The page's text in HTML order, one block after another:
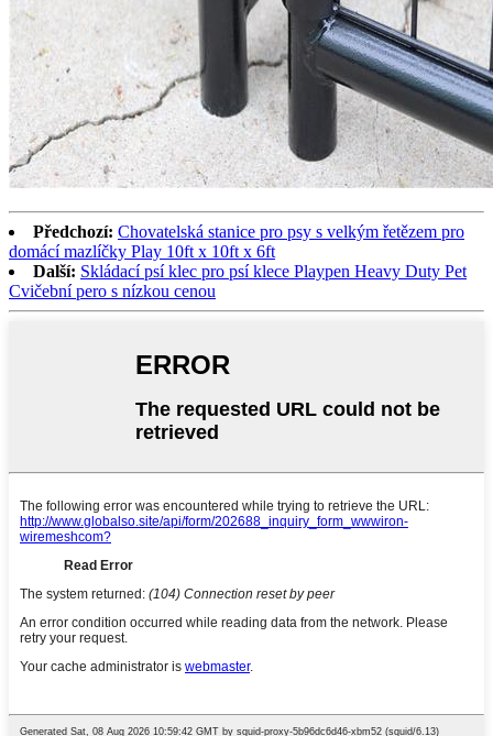
Předchozí: Chovatelská stanice pro psy s velkým řetězem pro
domácí mazlíčky Play 10ft x 10ft x 6ft
Další: Skládací psí klec pro psí klece Playpen Heavy Duty Pet
Cvičební pero s nízkou cenou